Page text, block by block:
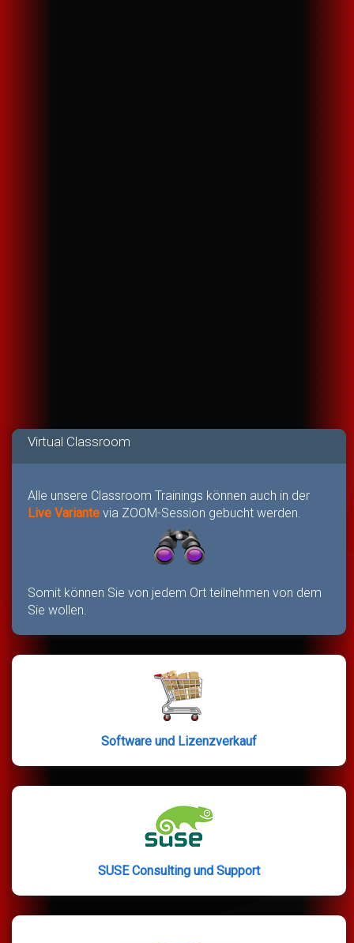
Virtual Classroom
Alle unsere Classroom Trainings können auch in der
Live Variante via ZOOM-Session gebucht werden.
Somit können Sie von jedem Ort teilnehmen von dem
Sie wollen.
Software und Lizenzverkauf
SUSE Consulting und Support